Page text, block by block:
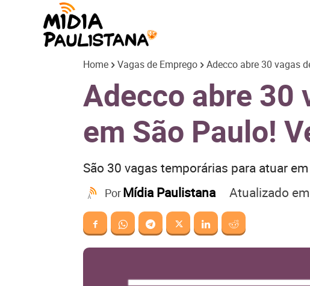
Paulistana
Home Vagas de Emprego Adecco abre 30 vagas
Adecco abre 30
em São Paulo!
São 30 vagas temporárias para atuar em
PorMídia Paulistana Atualizado em